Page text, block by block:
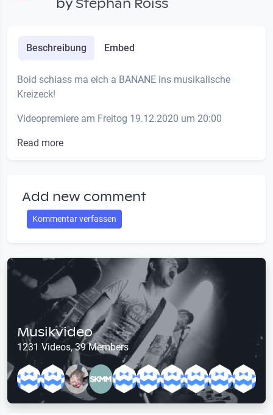
byStephan Roiss
Beschreibung Embed
Boid schiass ma eich a BANANE ins musikalische
Kreizeck!
Videopremiere am Freitog 19.12.2020 um 20:00
Read more
Add new comment
Kommentar verfassen
Musikvideo
1231 Videos, 39 Members